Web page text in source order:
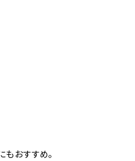
おすすめ。